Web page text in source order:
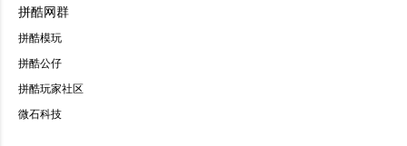
拼酷网群
拼酷模玩
拼酷公仔
拼酷玩家社区
微石科技